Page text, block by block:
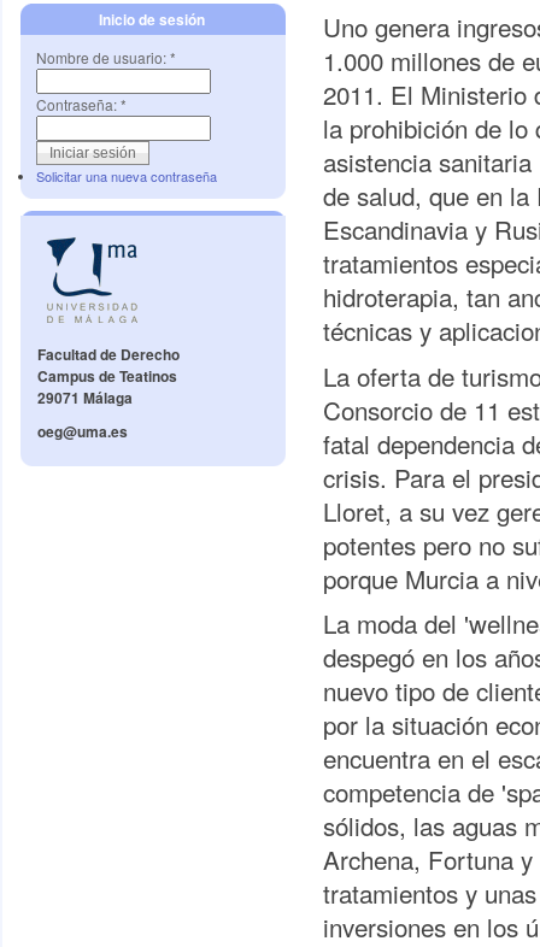
Inicio de sesión
Nombre de usuario:*
Contraseña:*
Solicitar una nueva contraseña
Facultad de Derecho
Campus de Teatinos
29071 Málaga
oeg@uma.es
Uno genera
1.000 millones de
2011. El Ministerio
la prohibición de lo
asistencia
de salud, que en
Escandinavia y
tratamientos
hidroterapia, tan
técnicas y
La oferta de
Consorcio de 11
fatal dependencia
crisis. Para el
Lloret, a su vez
potentes pero no
porque Murcia a
La moda del
despegó en los
nuevo tipo de
por la situación
encuentra en el
competencia de
sólidos, las aguas
Archena, Fortuna
tratamientos y
inversiones en los